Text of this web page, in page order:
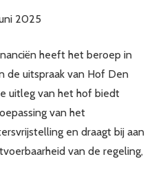
2025
heeft het beroep in
de uitspraak van Hof Den
uitleg van het hof biedt
van het
en draagt bij aan
van de regeling,